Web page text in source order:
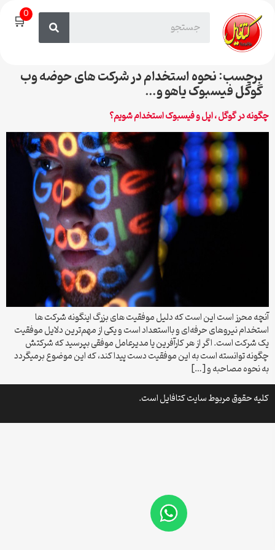
🛒0
برچسب:نحوه استخدام در شرکت های حوضه وب
گوگل فیسبوک یاهو و…
چگونه در گوگل ، اپل و فیسبوک استخدام شویم؟
آنچه محرز است این است که دلیل موفقیت های بزرگ اینگونه شرکت ها
استخدام نیروهای حرفه‌ای و بااستعداد است و یکی از مهم‌ترین دلایل موفقیت
یک شرکت است. اگر از هر کارآفرین یا مدیرعامل موفقی بپرسید که شرکتش
چگونه توانسته است به این موفقیت دست پیدا کند، که این موضوع برمیگردد
به نحوه مصاحبه و […]
کلیه حقوق مربوط سایت کتافایل است.